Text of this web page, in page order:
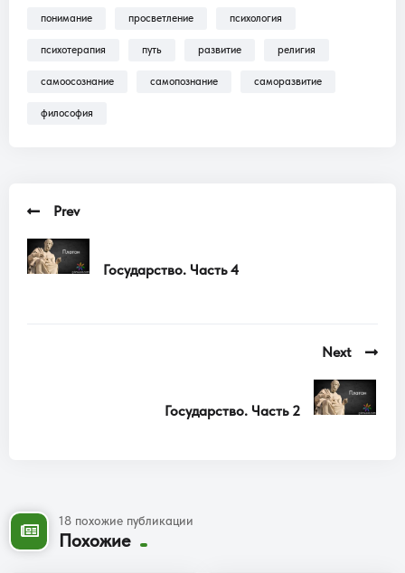
понимание просветление психология
психотерапия путь развитие религия
самоосознание самопознание саморазвитие
философия
Prev
Государство. Часть 4
Next
Государство. Часть 2
18 похожие публикации
Похожие